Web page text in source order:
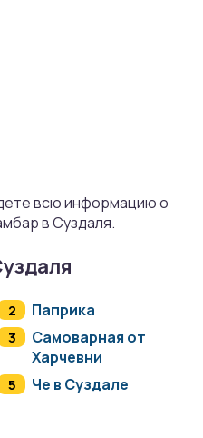
всю информацию о
в Суздаля.
Паприка
Самоварная от
Харчевни
Че в Суздале